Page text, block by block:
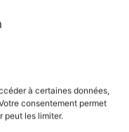
à certaines données,
consentement permet
peut les limiter.